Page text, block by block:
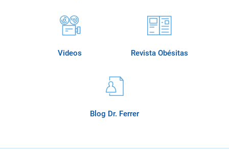
Videos Revista Obésitas
Blog Dr. Ferrer